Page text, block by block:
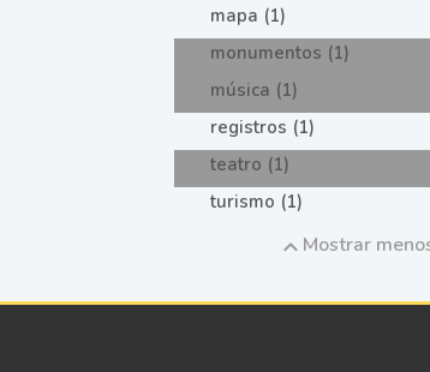
mapa (1)
monumentos (1)
música (1)
registros (1)
teatro (1)
turismo (1)
Mostrar